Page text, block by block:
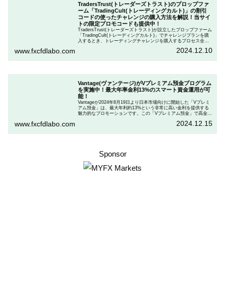
TradersTrust(トレーダーズトラスト)のプロップファ
ーム「TradingCult(トレーディングカルト)」の割引
コードの使ったチャレンジの購入方法を解説！当サイ
トの限定プロモコードも提供中！
TradersTrust(トレーダーズトラスト)が設立したプロップファーム
「TradingCult(トレーディングカルト)」でチャレンジプランを購
入するとき、トレーディングチャレンジを購入するプロセス全体
ます。さらに、TradingCultがほぼ定期的に実施している割引コー
www.fxcfdlabo.com 2024.12.10
Vantage(ヴァンテージ)がVプレミアム預金プログラム
を実施中！最大年率金利13%のスマート資金運用が可
能！
Vantageが2024年8月19日より日本市場向けに開始した「Vプレミ
アム預金」は、最大年利約13%という非常に高い金利を提供する
魅力的なプロモーションです。この「Vプレミアム預金」で高金利
「Vプレミアム預金」を行いたい人は、この記事をしっかりと読ん
www.fxcfdlabo.com 2024.12.15
Sponsor